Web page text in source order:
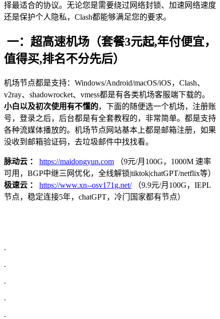
择最适合的协议。无论您是需要绕过网络封锁、加速网络速度
还是保护个人隐私，Clash都能够满足您的要求。
一：超高速机场（套餐3元起,年付便宜，
值得买,排名不分先后）
机场节点都是支持：Windows/Android/macOS/iOS，Clash、
v2ray、shadowrocket、vmess都是有各类机场客服端下载的。
小白以及初次使用有不懂的，下面的随便选一个机场，注册账
号，登录之后，后台都是有全套教程的，非常简单。都是支持
各种流媒体播放的。机场节点网站基本上都是邮箱注册，如果
没收到邮箱验证码，去垃圾邮件中找找看。
脉动云 ： https://maidongyun.com （9元/月100G，1000M 速率
可用，BGP中继三网优化，全线解锁|tiktok|chatGPT/netflix等）
极速云 ：
https://www.xn--osv171g.net/（9.9元/月100G，IEPL
节点，稳定连接5年，chatGPT，冷门国家都有节点）
.
.
.
.
.